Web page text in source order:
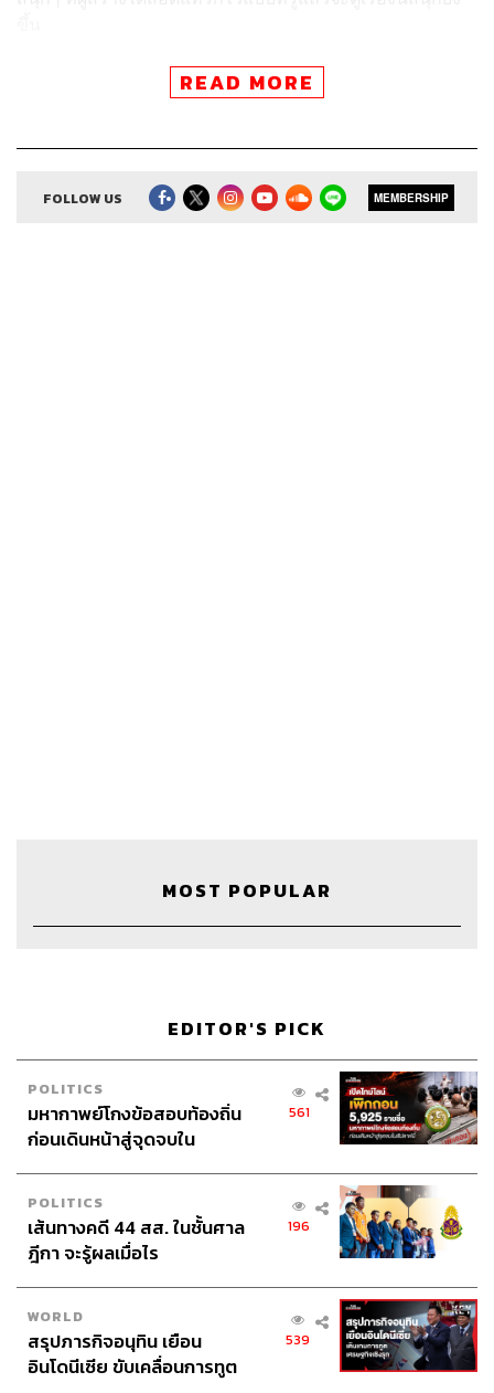
Racket Boys ร่วมลุ้นทีมแบดมินตันเยาวชนไปสู่แชมป์
ก่
Show Creatorภูมิชาย บุญสินสุข
Project Manager
ปวริศา ตั้งตุลานนท์
Show Producerอธิษฐาน กาญจนะพงศ์
Creativeนัทธมน หัวใจ
Sound Editorเดชาณัฏฐ์ ธีรดุริยสฤษฏ์
Videographer
Sound Designer & Engineer กฤตพล จียะเกียรติ
Recording Engineer
Channel Adminเอกราช มอเซอร์
Proofreaderพรนภัส ชำนาญค้า
Webmaster ณฐพร โรจน์อนุสรณ์
READ MORE
FOLLOW US MEMBERSHIP
MOST POPULAR
EDITOR'S PICK
POLITICS
มหากาพย์โกงข้อสอบท้องถิ่น
ก่อนเดินหน้าสู่จุดจบใน
561
POLITICS
เส้นทางคดี 44 สส. ในชั้นศาล
ฎีกา จะรู้ผลเมื่อไร
196
WORLD
สรุปภารกิจอนุทิน เยือน
อินโดนีเซีย ขับเคลื่อนการทูต
539